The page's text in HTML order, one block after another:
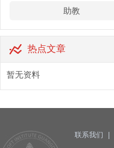
助教
热点文章
暂无资料
联系我们